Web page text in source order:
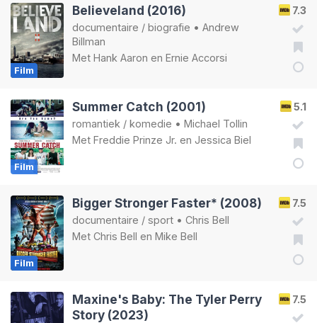
Film
7.3
Believeland (2016)
documentaire / biografie • Andrew
Billman
Met Hank Aaron en Ernie Accorsi
Film
5.1
Summer Catch (2001)
romantiek / komedie • Michael Tollin
Met Freddie Prinze Jr. en Jessica Biel
Film
7.5
Bigger Stronger Faster* (2008)
documentaire / sport • Chris Bell
Met Chris Bell en Mike Bell
7.5
Maxine's Baby: The Tyler Perry
Story (2023)